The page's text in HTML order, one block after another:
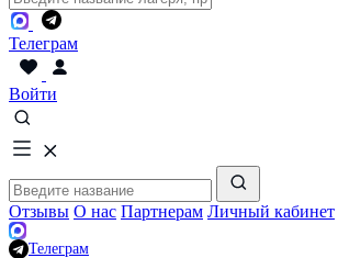
Телеграм
Войти
Отзывы О нас Партнерам Личный кабинет
Телеграм